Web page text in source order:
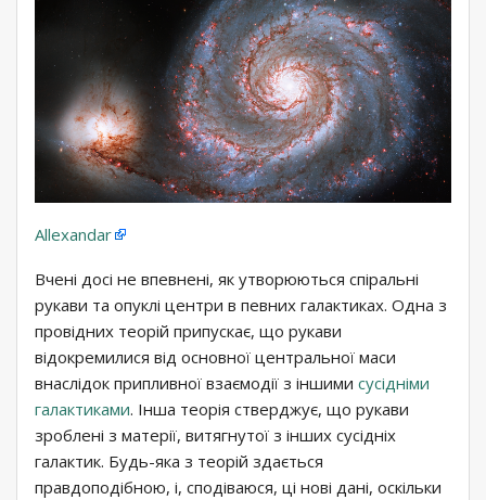
Allexandar
Вчені досі не впевнені, як утворюються спіральні
рукави та опуклі центри в певних галактиках. Одна з
провідних теорій припускає, що рукави
відокремилися від основної центральної маси
внаслідок припливної взаємодії з іншими сусідніми
галактиками. Інша теорія стверджує, що рукави
зроблені з матерії, витягнутої з інших сусідніх
галактик. Будь-яка з теорій здається
правдоподібною, і, сподіваюся, ці нові дані, оскільки